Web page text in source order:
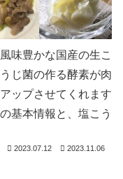
味豊かな国産の生こ
じ菌の作る酵素が肉
ップさせてくれます
基本情報と、塩こう
2023.07.12 2023.11.06